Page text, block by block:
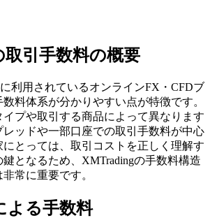
引手数料の概要
利用されているオンラインFX・CFDブ
料体系が分かりやすい点が特徴です。
プや取引する商品によって異なります
ッドや一部口座での取引手数料が中心
にとっては、取引コストを正しく理解す
となるため、XMTradingの手数料構造
常に重要です。
よる手数料